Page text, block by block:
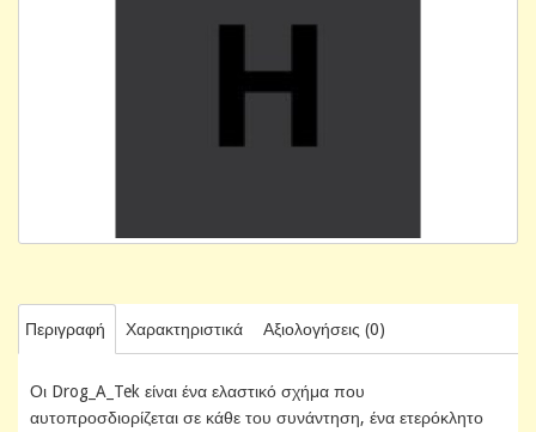
Περιγραφή Χαρακτηριστικά Αξιολογήσεις (0)
Οι Drog_A_Tek είναι ένα ελαστικό σχήμα που
αυτοπροσδιορίζεται σε κάθε του συνάντηση, ένα ετερόκλητο